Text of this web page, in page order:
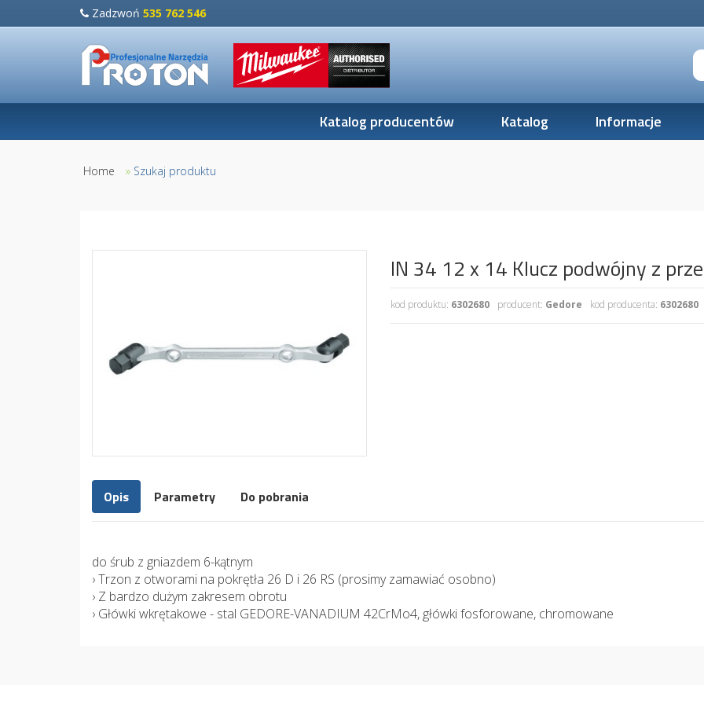
Zadzwoń 535 762 546
Katalog producentów Katalog Informacje
Home » Szukaj produktu
IN 34 12 x 14 Klucz podwójny z
kod produktu: 6302680 producent: Gedore kod producenta: 6302680
Opis Parametry Do pobrania
do śrub z gniazdem 6-kątnym
› Trzon z otworami na pokrętła 26 D i 26 RS (prosimy zamawiać osobno)
› Z bardzo dużym zakresem obrotu
› Główki wkrętakowe - stal GEDORE-VANADIUM 42CrMo4, główki fosforowane, chromowane